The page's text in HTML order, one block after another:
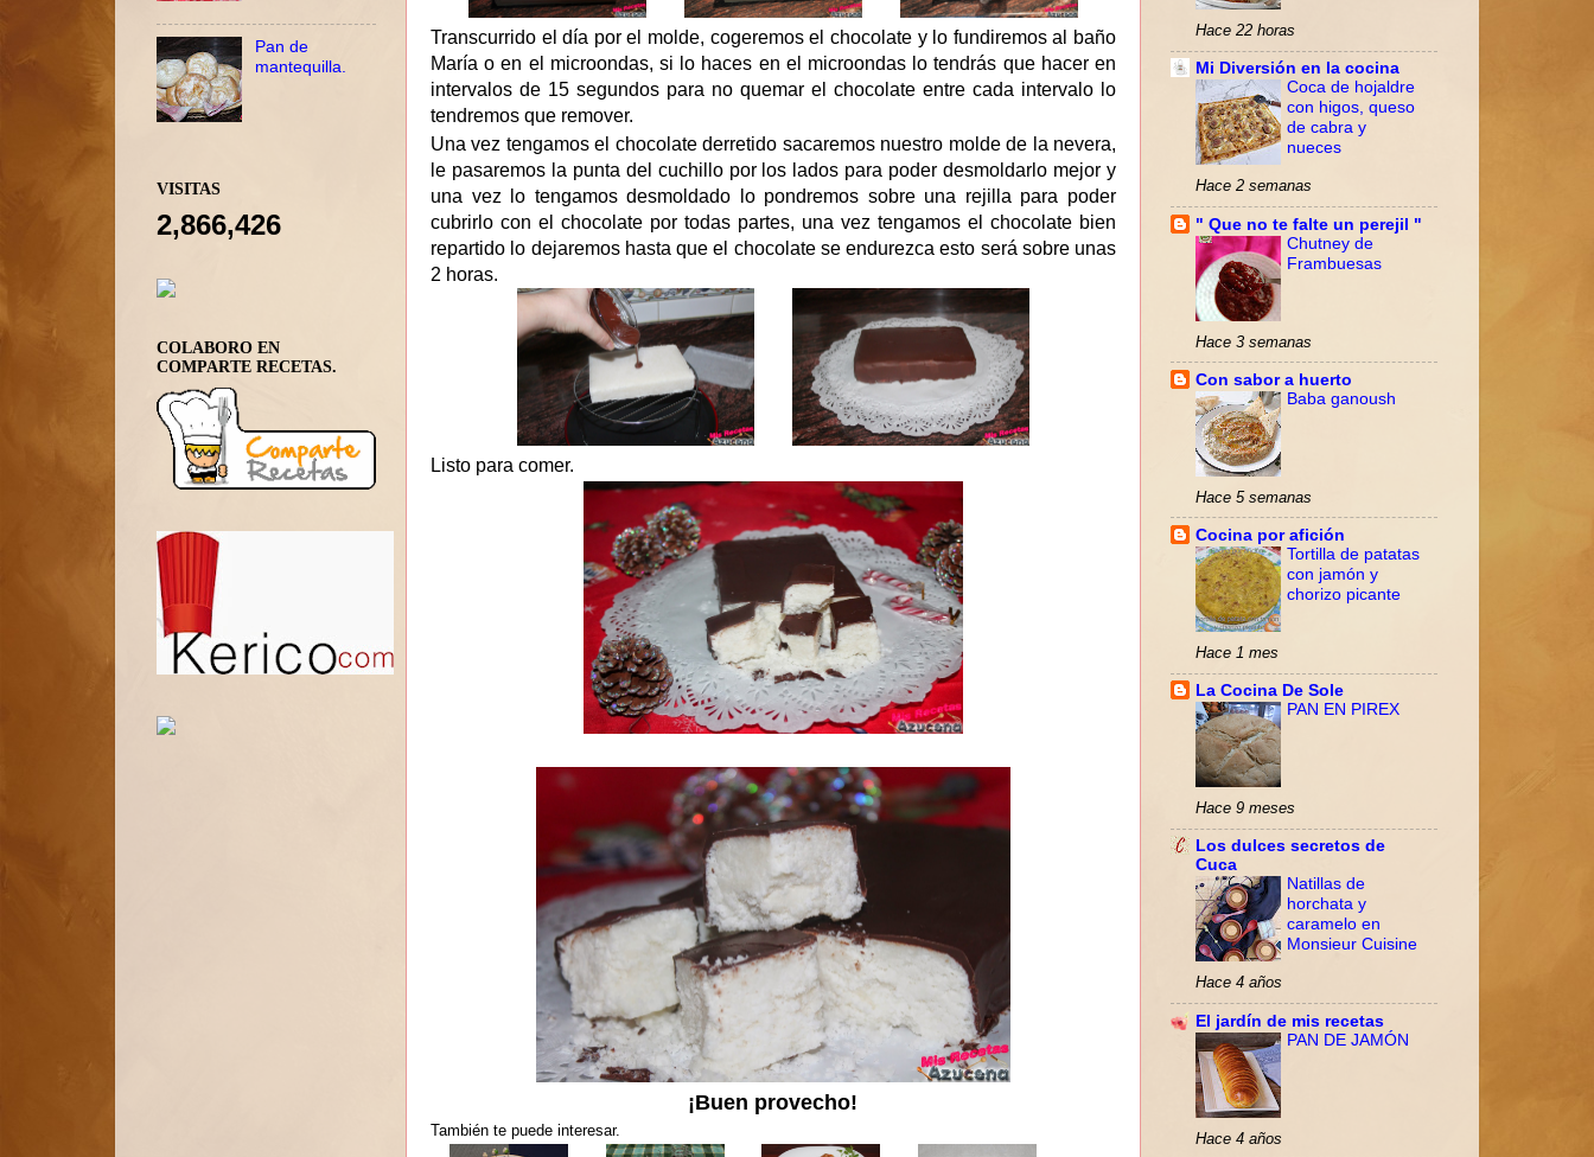
Transcurrido el día por el molde, cogeremos el chocolate y lo fundiremos al baño
María o en el microondas, si lo haces en el microondas lo tendrás que hacer en
intervalos de 15 segundos para no quemar el chocolate entre cada intervalo lo
tendremos que remover.
Una vez tengamos el chocolate derretido sacaremos nuestro molde de la nevera,
le pasaremos la punta del cuchillo por los lados para poder desmoldarlo mejor y
una vez lo tengamos desmoldado lo pondremos sobre una rejilla para poder
cubrirlo con el chocolate por todas partes, una vez tengamos el chocolate bien
repartido lo dejaremos hasta que el chocolate se endurezca esto será sobre unas
2 horas.
Listo para comer.
¡Buen provecho!
También te puede interesar.
Pan de
mantequilla.
VISITAS
2,866,426
COLABORO EN
COMPARTE RECETAS.
Hace 22 horas
Mi Diversión en la cocina
Coca de hojaldre
con higos, queso
de cabra y
nueces
Hace 2 semanas
" Que no te falte un perejil "
Chutney de
Frambuesas
Hace 3 semanas
Con sabor a huerto
Baba ganoush
Hace 5 semanas
Cocina por afición
Tortilla de patatas
con jamón y
chorizo picante
Hace 1 mes
La Cocina De Sole
PAN EN PIREX
Hace 9 meses
Los dulces secretos de
Cuca
Natillas de
horchata y
caramelo en
Monsieur Cuisine
Hace 4 años
El jardín de mis recetas
PAN DE JAMÓN
Hace 4 años